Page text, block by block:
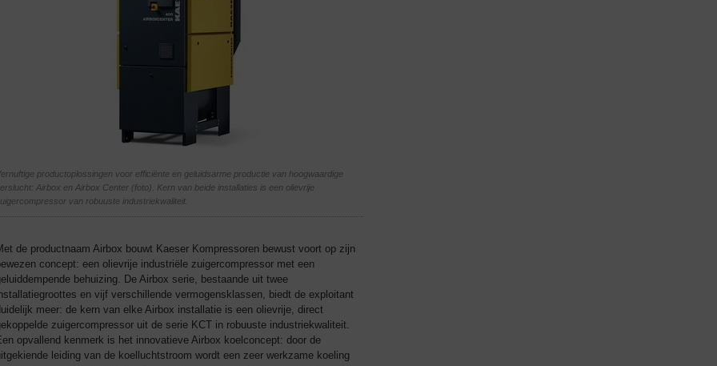
productoplossingen voor efficiënte en geluidsarme productie van hoogwaardige
Airbox en Airbox Center (foto). Kern van beide installaties is een olievrije
van robuuste industriekwaliteit.
de productnaam Airbox bouwt Kaeser Kompressoren bewust voort op zijn
concept: een olievrije industriële zuigercompressor met een
behuizing. De Airbox serie, bestaande uit twee
en vijf verschillende vermogensklassen, biedt de exploitant
meer: de kern van elke Airbox installatie is een olievrije, direct
zuigercompressor uit de serie KCT in robuuste industriekwaliteit.
opvallend kenmerk is het innovatieve Airbox koelconcept: door de
leiding van de koelluchtstroom wordt een zeer werkzame koeling